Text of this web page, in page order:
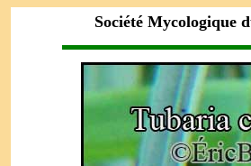
Société Mycologique